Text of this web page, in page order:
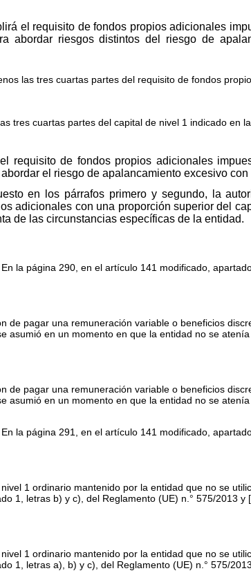
el requisito de fondos propios adicionales
abordar riesgos distintos del riesgo de
las tres cuartas partes del requisito de fondos
tres cuartas partes del capital de nivel 1 indicado en
requisito de fondos propios adicionales
el riesgo de apalancamiento excesivo
en los párrafos primero y segundo, la
adicionales con una proporción superior del
de las circunstancias específicas de la entidad.
En la página 290, en el artículo 141 modificado,
de pagar una remuneración variable o beneficios
asumió en un momento en que la entidad no se
de pagar una remuneración variable o beneficios
asumió en un momento en que la entidad no se
En la página 291, en el artículo 141 modificado,
1 ordinario mantenido por la entidad que no se
1, letras b) y c), del Reglamento (UE) n.° 575/2013 y
1 ordinario mantenido por la entidad que no se
1, letras a), b) y c), del Reglamento (UE) n.° 575/